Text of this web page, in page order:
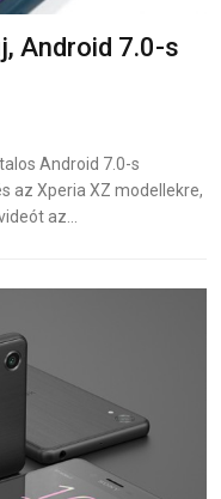
Android 7.0-s
Android 7.0-s
az Xperia XZ modellekre,
az…